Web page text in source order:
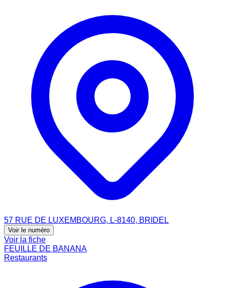
57 RUE DE LUXEMBOURG, L-8140, BRIDEL
Voir le numéro
Voir la fiche
FEUILLE DE BANANA
Restaurants